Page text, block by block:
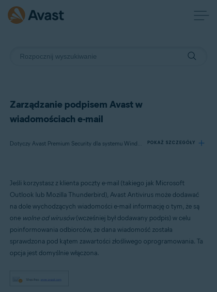
Zarządzanie podpisem Avast w
wiadomościach e-mail
Dotyczy Avast Premium Security dla systemu Windows, Avast Free Antivirus dla systemu Windows POKAŻ SZCZEGÓŁY
Produkty:
Avast Premium Security 23.x dla systemu Windows
Systemy operacyjne:
Microsoft Windows 10 Home / Pro / Enterprise / Education — wersja
32-/64-bitowa
Microsoft Windows 7 Home Basic / Home Premium / Professional
Jeśli korzystasz z klienta poczty e-mail (takiego jak Microsoft
Outlook lub Mozilla Thunderbird), Avast Antivirus może dodawać
na dole wychodzących wiadomości e-mail informację o tym, że są
one wolne od wirusów(wcześniej był dodawany podpis) w celu
poinformowania odbiorców, że dana wiadomość została
sprawdzona pod kątem zawartości złośliwego oprogramowania. Ta
opcja jest domyślnie włączona.